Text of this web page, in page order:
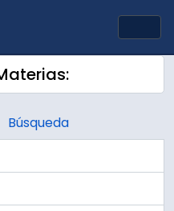
Búsqueda